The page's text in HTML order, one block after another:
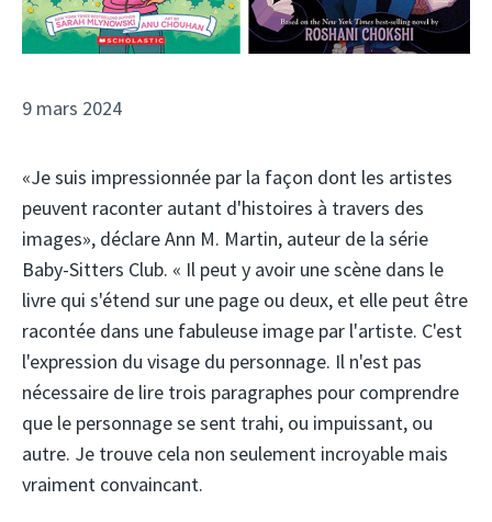
9 mars 2024
«Je suis impressionnée par la façon dont les artistes
peuvent raconter autant d'histoires à travers des
images», déclare Ann M. Martin, auteur de la série
Baby-Sitters Club. « Il peut y avoir une scène dans le
livre qui s'étend sur une page ou deux, et elle peut être
racontée dans une fabuleuse image par l'artiste. C'est
l'expression du visage du personnage. Il n'est pas
nécessaire de lire trois paragraphes pour comprendre
que le personnage se sent trahi, ou impuissant, ou
autre. Je trouve cela non seulement incroyable mais
vraiment convaincant.